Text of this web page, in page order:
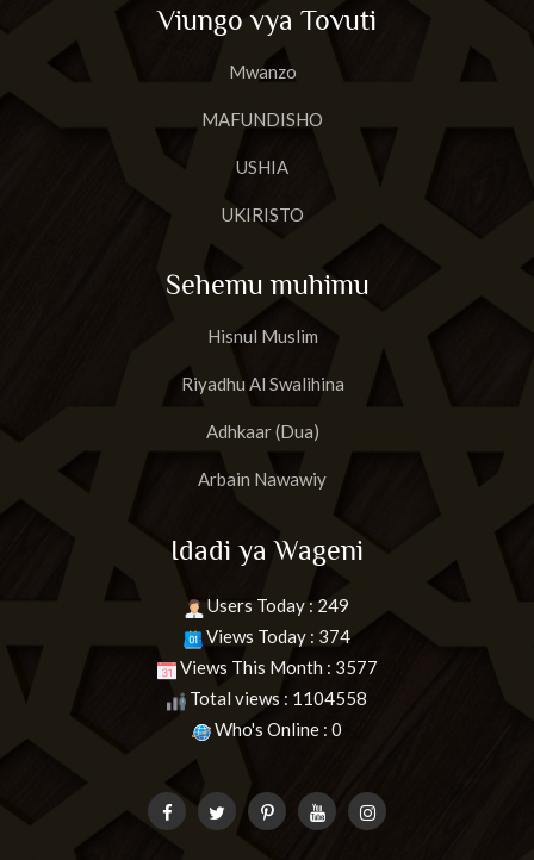
Viungo vya Tovuti
Mwanzo
MAFUNDISHO
USHIA
UKIRISTO
Sehemu muhimu
Hisnul Muslim
Riyadhu Al Swalihina
Adhkaar (Dua)
Arbain Nawawiy
Idadi ya Wageni
Users Today : 249
Views Today : 374
Views This Month : 3577
Total views : 1104558
Who's Online : 0